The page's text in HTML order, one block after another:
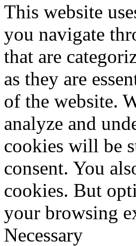
This website
you navigate
that are
as they are
of the website.
analyze and
cookies will be
consent. You
cookies. But
your browsing
Necessary